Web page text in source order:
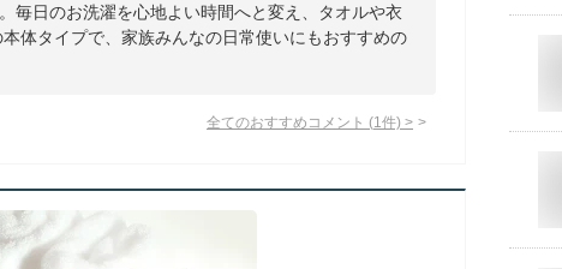
毎日のお洗濯を心地よい時間へと変え、タオルや衣
体タイプで、家族みんなの日常使いにもおすすめの
全てのおすすめコメント (1 件) >